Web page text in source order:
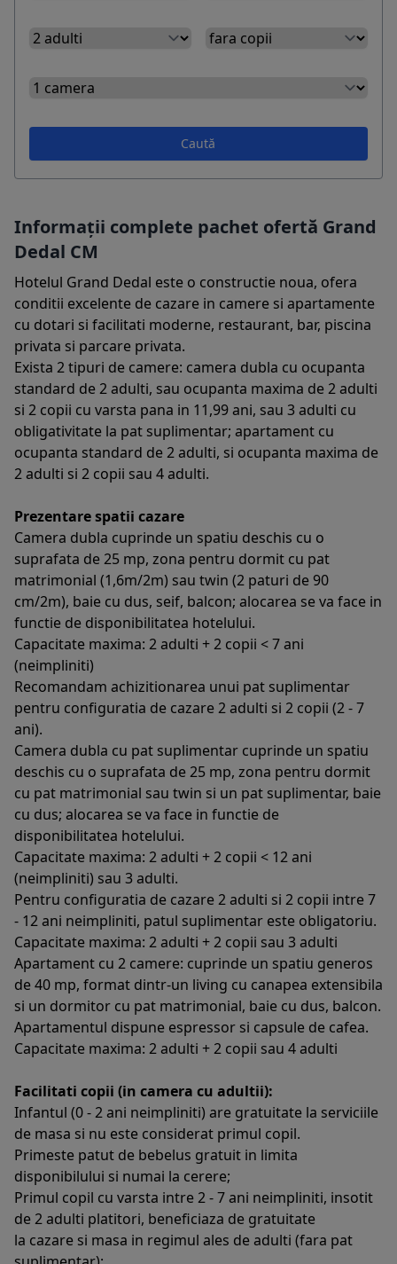
Caută
Informații complete pachet ofertă Grand
Dedal CM
Hotelul Grand Dedal este o constructie noua, ofera
conditii excelente de cazare in camere si apartamente
cu dotari si facilitati moderne, restaurant, bar, piscina
privata si parcare privata.
Exista 2 tipuri de camere: camera dubla cu ocupanta
standard de 2 adulti, sau ocupanta maxima de 2 adulti
si 2 copii cu varsta pana in 11,99 ani, sau 3 adulti cu
obligativitate la pat suplimentar; apartament cu
ocupanta standard de 2 adulti, si ocupanta maxima de
2 adulti si 2 copii sau 4 adulti.
Prezentare spatii cazare
Camera dubla cuprinde un spatiu deschis cu o
suprafata de 25 mp, zona pentru dormit cu pat
matrimonial (1,6m/2m) sau twin (2 paturi de 90
cm/2m), baie cu dus, seif, balcon; alocarea se va face in
functie de disponibilitatea hotelului.
Capacitate maxima: 2 adulti + 2 copii < 7 ani
(neimpliniti)
Recomandam achizitionarea unui pat suplimentar
pentru configuratia de cazare 2 adulti si 2 copii (2 - 7
ani).
Camera dubla cu pat suplimentar cuprinde un spatiu
deschis cu o suprafata de 25 mp, zona pentru dormit
cu pat matrimonial sau twin si un pat suplimentar, baie
cu dus; alocarea se va face in functie de
disponibilitatea hotelului.
Capacitate maxima: 2 adulti + 2 copii < 12 ani
(neimpliniti) sau 3 adulti.
Pentru configuratia de cazare 2 adulti si 2 copii intre 7
- 12 ani neimpliniti, patul suplimentar este obligatoriu.
Capacitate maxima: 2 adulti + 2 copii sau 3 adulti
Apartament cu 2 camere: cuprinde un spatiu generos
de 40 mp, format dintr-un living cu canapea extensibila
si un dormitor cu pat matrimonial, baie cu dus, balcon.
Apartamentul dispune espressor si capsule de cafea.
Capacitate maxima: 2 adulti + 2 copii sau 4 adulti
Facilitati copii (in camera cu adultii):
Infantul (0 - 2 ani neimpliniti) are gratuitate la serviciile
de masa si nu este considerat primul copil.
Primeste patut de bebelus gratuit in limita
disponibilului si numai la cerere;
Primul copil cu varsta intre 2 - 7 ani neimpliniti, insotit
de 2 adulti platitori, beneficiaza de gratuitate
la cazare si masa in regimul ales de adulti (fara pat